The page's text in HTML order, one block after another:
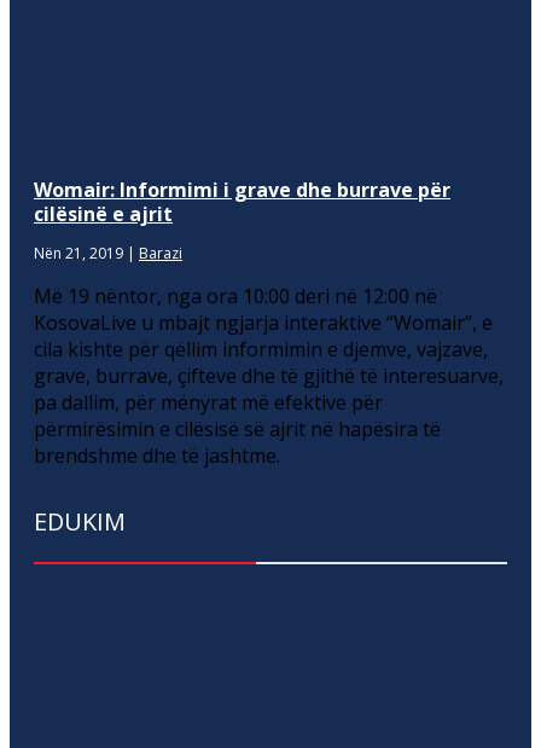
Womair: Informimi i grave dhe burrave për
cilësinë e ajrit
Nën 21, 2019 | Barazi
Më 19 nëntor, nga ora 10:00 deri në 12:00 në
KosovaLive u mbajt ngjarja interaktive “Womair”, e
cila kishte për qëllim informimin e djemve, vajzave,
grave, burrave, çifteve dhe të gjithë të interesuarve,
pa dallim, për mënyrat më efektive për
përmirësimin e cilësisë së ajrit në hapësira të
brendshme dhe të jashtme.
EDUKIM